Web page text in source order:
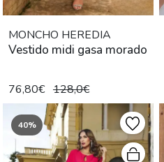
MONCHO HEREDIA
Vestido midi gasa morado
76,80€ 128,0€
40%